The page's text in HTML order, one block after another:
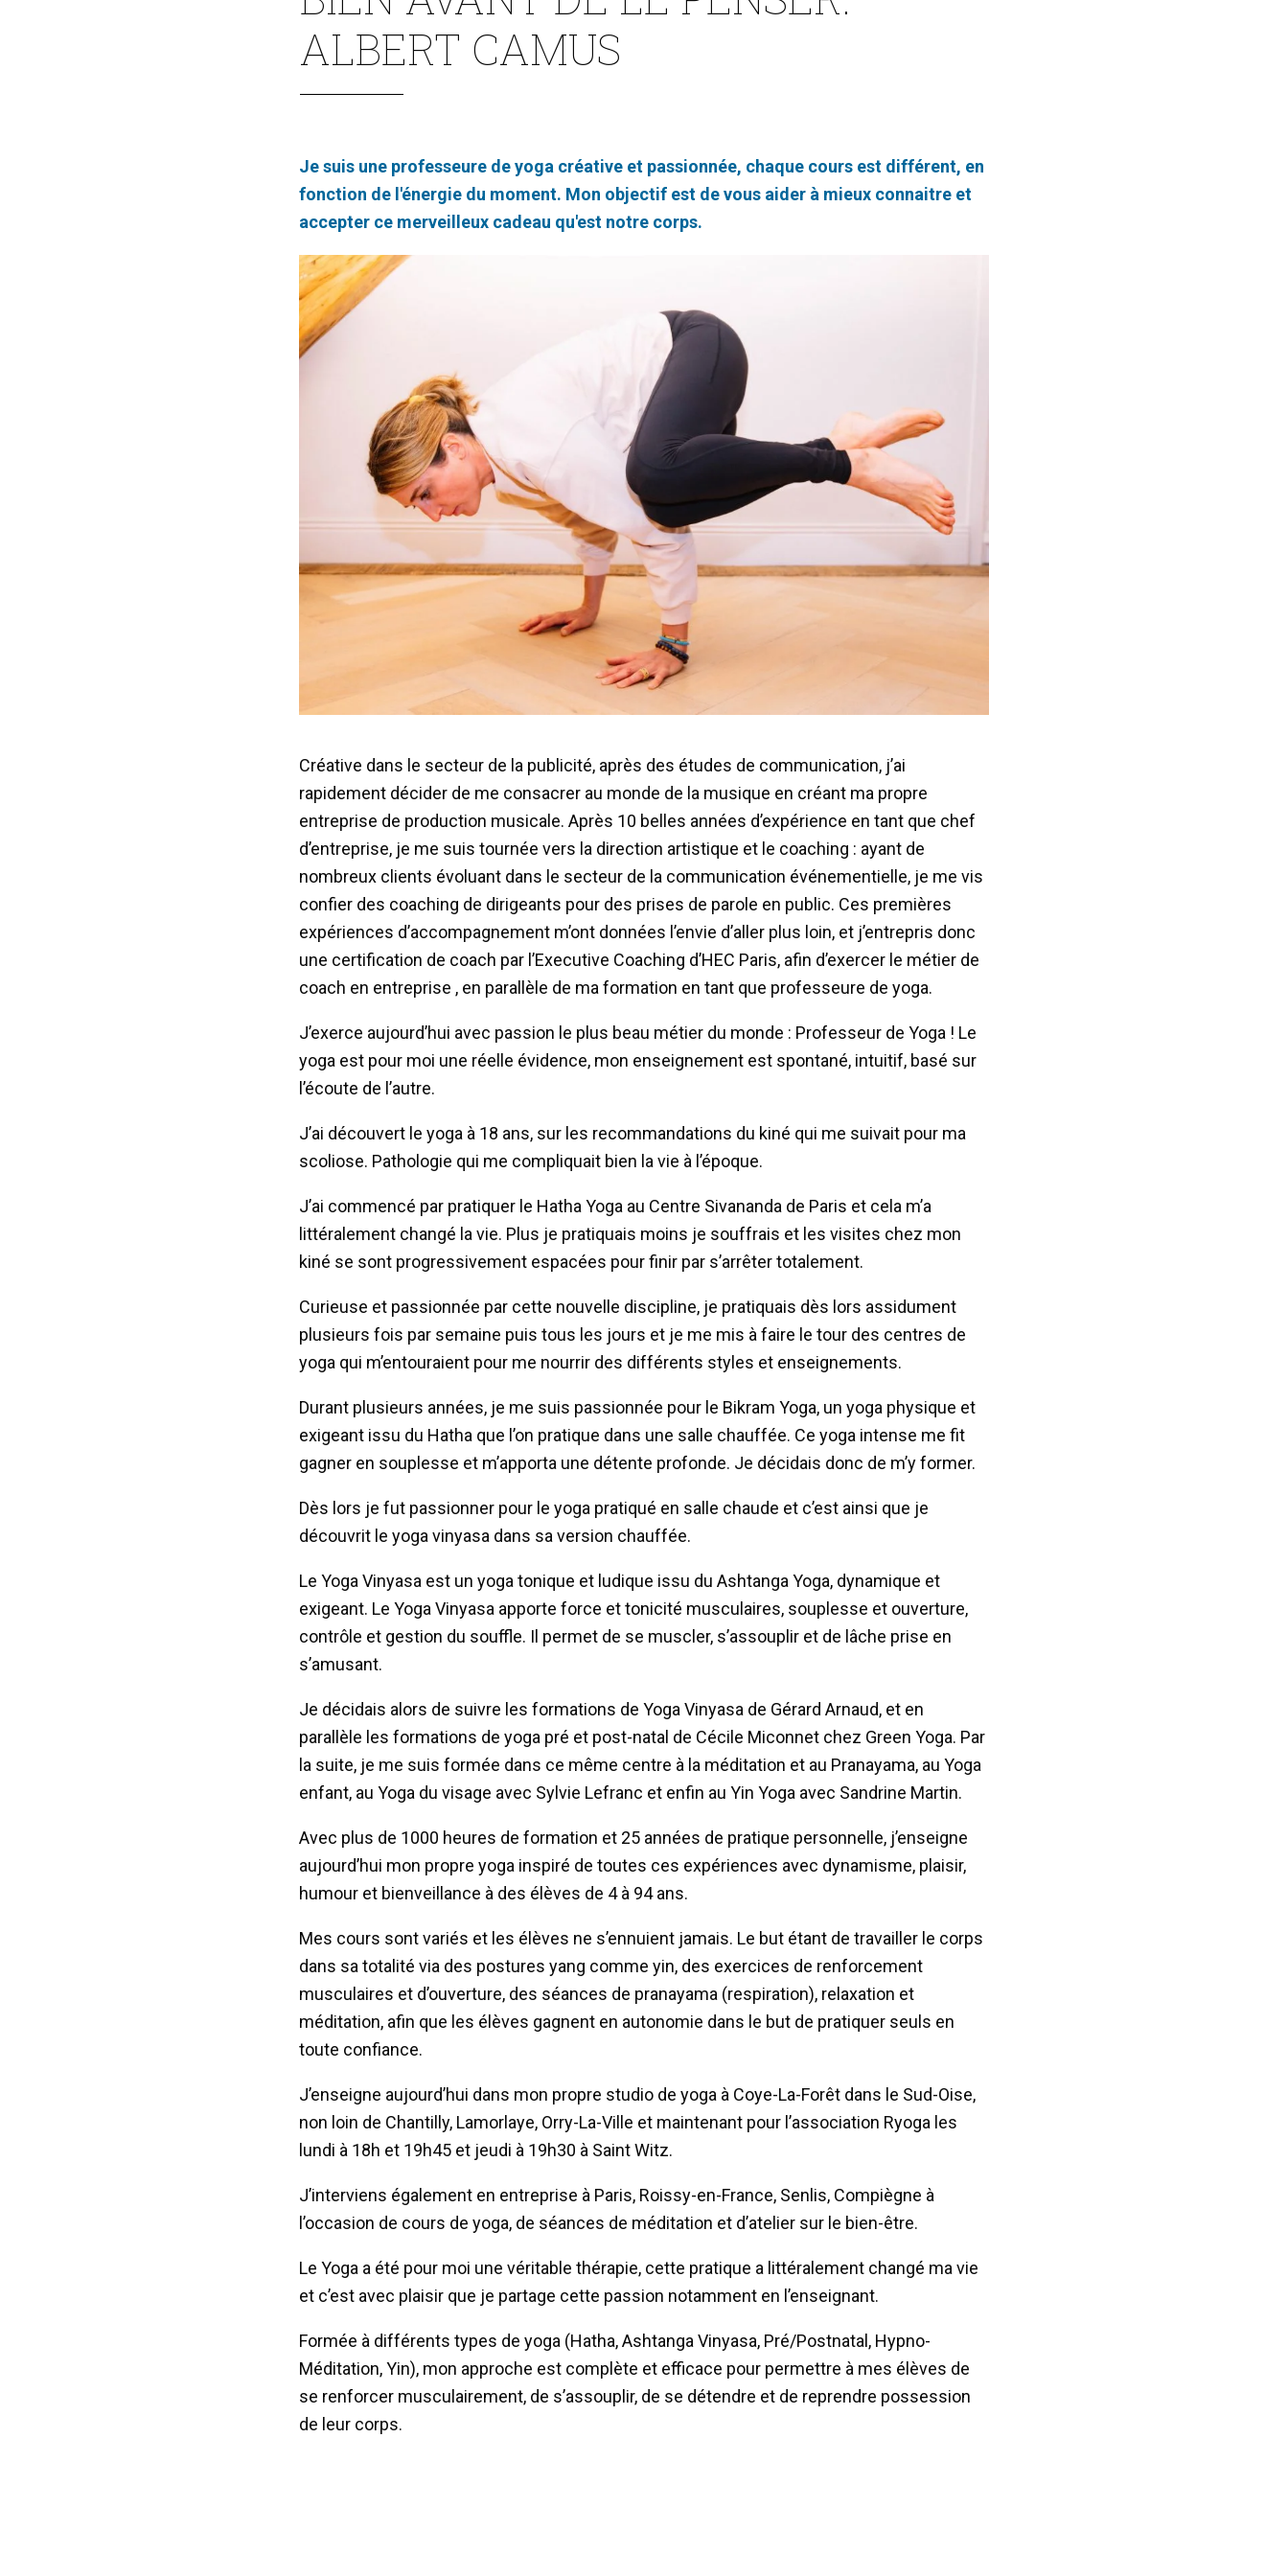
ALBERT CAMUS
Je suis une professeure de yoga créative et passionnée, chaque cours est différent, en
fonction de l'énergie du moment. Mon objectif est de vous aider à mieux connaitre et
accepter ce merveilleux cadeau qu'est notre corps.
Créative dans le secteur de la publicité, après des études de communication, j’ai
rapidement décider de me consacrer au monde de la musique en créant ma propre
entreprise de production musicale. Après 10 belles années d’expérience en tant que chef
d’entreprise, je me suis tournée vers la direction artistique et le coaching : ayant de
nombreux clients évoluant dans le secteur de la communication événementielle, je me vis
confier des coaching de dirigeants pour des prises de parole en public. Ces premières
expériences d’accompagnement m’ont données l’envie d’aller plus loin, et j’entrepris donc
une certification de coach par l’Executive Coaching d’HEC Paris, afin d’exercer le métier de
coach en entreprise , en parallèle de ma formation en tant que professeure de yoga.
J’exerce aujourd’hui avec passion le plus beau métier du monde : Professeur de Yoga ! Le
yoga est pour moi une réelle évidence, mon enseignement est spontané, intuitif, basé sur
l’écoute de l’autre.
J’ai découvert le yoga à 18 ans, sur les recommandations du kiné qui me suivait pour ma
scoliose. Pathologie qui me compliquait bien la vie à l’époque.
J’ai commencé par pratiquer le Hatha Yoga au Centre Sivananda de Paris et cela m’a
littéralement changé la vie. Plus je pratiquais moins je souffrais et les visites chez mon
kiné se sont progressivement espacées pour finir par s’arrêter totalement.
Curieuse et passionnée par cette nouvelle discipline, je pratiquais dès lors assidument
plusieurs fois par semaine puis tous les jours et je me mis à faire le tour des centres de
yoga qui m’entouraient pour me nourrir des différents styles et enseignements.
Durant plusieurs années, je me suis passionnée pour le Bikram Yoga, un yoga physique et
exigeant issu du Hatha que l’on pratique dans une salle chauffée. Ce yoga intense me fit
gagner en souplesse et m’apporta une détente profonde. Je décidais donc de m’y former.
Dès lors je fut passionner pour le yoga pratiqué en salle chaude et c’est ainsi que je
découvrit le yoga vinyasa dans sa version chauffée.
Le Yoga Vinyasa est un yoga tonique et ludique issu du Ashtanga Yoga, dynamique et
exigeant. Le Yoga Vinyasa apporte force et tonicité musculaires, souplesse et ouverture,
contrôle et gestion du souffle. Il permet de se muscler, s’assouplir et de lâche prise en
s’amusant.
Je décidais alors de suivre les formations de Yoga Vinyasa de Gérard Arnaud, et en
parallèle les formations de yoga pré et post-natal de Cécile Miconnet chez Green Yoga. Par
la suite, je me suis formée dans ce même centre à la méditation et au Pranayama, au Yoga
enfant, au Yoga du visage avec Sylvie Lefranc et enfin au Yin Yoga avec Sandrine Martin.
Avec plus de 1000 heures de formation et 25 années de pratique personnelle, j’enseigne
aujourd’hui mon propre yoga inspiré de toutes ces expériences avec dynamisme, plaisir,
humour et bienveillance à des élèves de 4 à 94 ans.
Mes cours sont variés et les élèves ne s’ennuient jamais. Le but étant de travailler le corps
dans sa totalité via des postures yang comme yin, des exercices de renforcement
musculaires et d’ouverture, des séances de pranayama (respiration), relaxation et
méditation, afin que les élèves gagnent en autonomie dans le but de pratiquer seuls en
toute confiance.
J’enseigne aujourd’hui dans mon propre studio de yoga à Coye-La-Forêt dans le Sud-Oise,
non loin de Chantilly, Lamorlaye, Orry-La-Ville et maintenant pour l’association Ryoga les
lundi à 18h et 19h45 et jeudi à 19h30 à Saint Witz.
J’interviens également en entreprise à Paris, Roissy-en-France, Senlis, Compiègne à
l’occasion de cours de yoga, de séances de méditation et d’atelier sur le bien-être.
Le Yoga a été pour moi une véritable thérapie, cette pratique a littéralement changé ma vie
et c’est avec plaisir que je partage cette passion notamment en l’enseignant.
Formée à différents types de yoga (Hatha, Ashtanga Vinyasa, Pré/Postnatal, Hypno-
Méditation, Yin), mon approche est complète et efficace pour permettre à mes élèves de
se renforcer musculairement, de s’assouplir, de se détendre et de reprendre possession
de leur corps.